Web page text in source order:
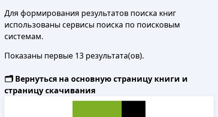
Для формирования результатов поиска книг
использованы сервисы поиска по поисковым
системам.
Показаны первые 13 результата(ов).
🗂️ Вернуться на основную страницу книги и
страницу скачивания